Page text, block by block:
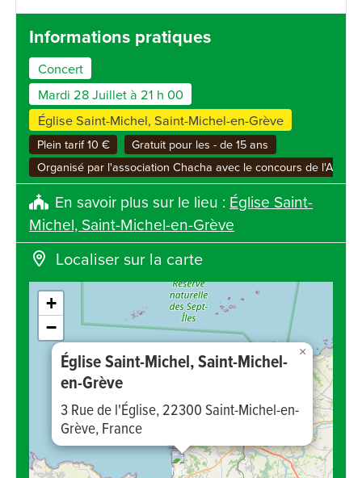
Informations pratiques
Concert
Mardi 28 Juillet à 21 h 00
Église Saint-Michel, Saint-Michel-en-Grève
Plein tarif 10 €
Gratuit pour les - de 15 ans
Organisé par l'association Chacha avec le concours de
En savoir plus sur le lieu : Église Saint-
Michel, Saint-Michel-en-Grève
Localiser sur la carte
Église Saint-Michel, Saint-Michel-
en-Grève
3 Rue de l'Église, 22300 Saint-Michel-en-
Grève, France
×
+
−